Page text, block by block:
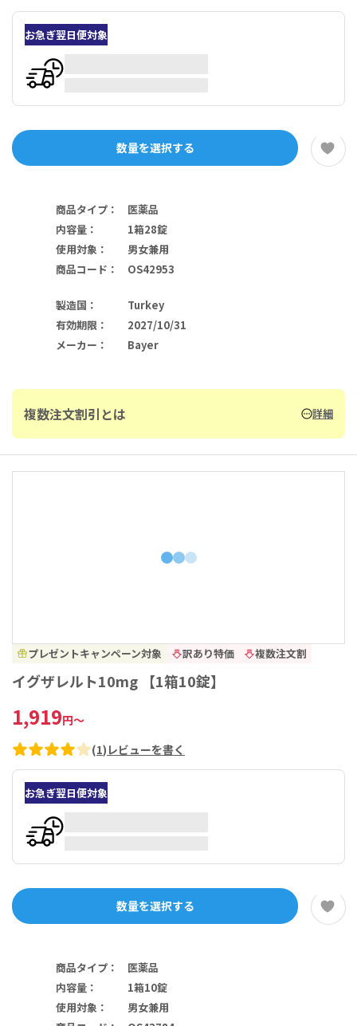
お急ぎ翌日便対象
数量を選択する
商品タイプ ：
医薬品
内容量 ：
1箱28錠
使用対象 ：
男女兼用
商品コード ： OS42953
製造国 ：
Turkey
有効期限 ：
2027/10/31
メーカー ： Bayer
複数注文割引とは 詳細
プレゼントキャンペーン対象 訳あり特価 複数注文割
イグザレルト10mg 【1箱10錠】
1,919円～
(1) レビューを書く
お急ぎ翌日便対象
数量を選択する
商品タイプ ：
医薬品
内容量 ：
1箱10錠
使用対象 ：
男女兼用